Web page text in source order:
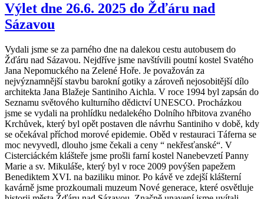
Výlet dne 26.6. 2025 do Žďáru nad
Sázavou
Vydali jsme se za parného dne na dalekou cestu autobusem do
Žďáru nad Sázavou. Nejdříve jsme navštívili poutní kostel Svatého
Jana Nepomuckého na Zelené Hoře. Je považován za
nejvýznamnější stavbu barokní gotiky a zároveň nejosobitější dílo
architekta Jana Blažeje Santiniho Aichla. V roce 1994 byl zapsán do
Seznamu světového kulturního dědictví UNESCO. Procházkou
jsme se vydali na prohlídku nedalekého Dolního hřbitova zvaného
Krchůvek, který byl opět postaven dle návrhu Santiniho v době, kdy
se očekával příchod morové epidemie. Oběd v restauraci Táferna se
moc nevyvedl, dlouho jsme čekali a ceny “ nekřesťanské“. V
Cisterciáckém klášteře jsme prošli farní kostel Nanebevzetí Panny
Marie a sv. Mikuláše, který byl v roce 2009 povýšen papežem
Benediktem XVI. na baziliku minor. Po kávě ve zdejší klášterní
kavárně jsme prozkoumali muzeum Nové generace, které osvětluje